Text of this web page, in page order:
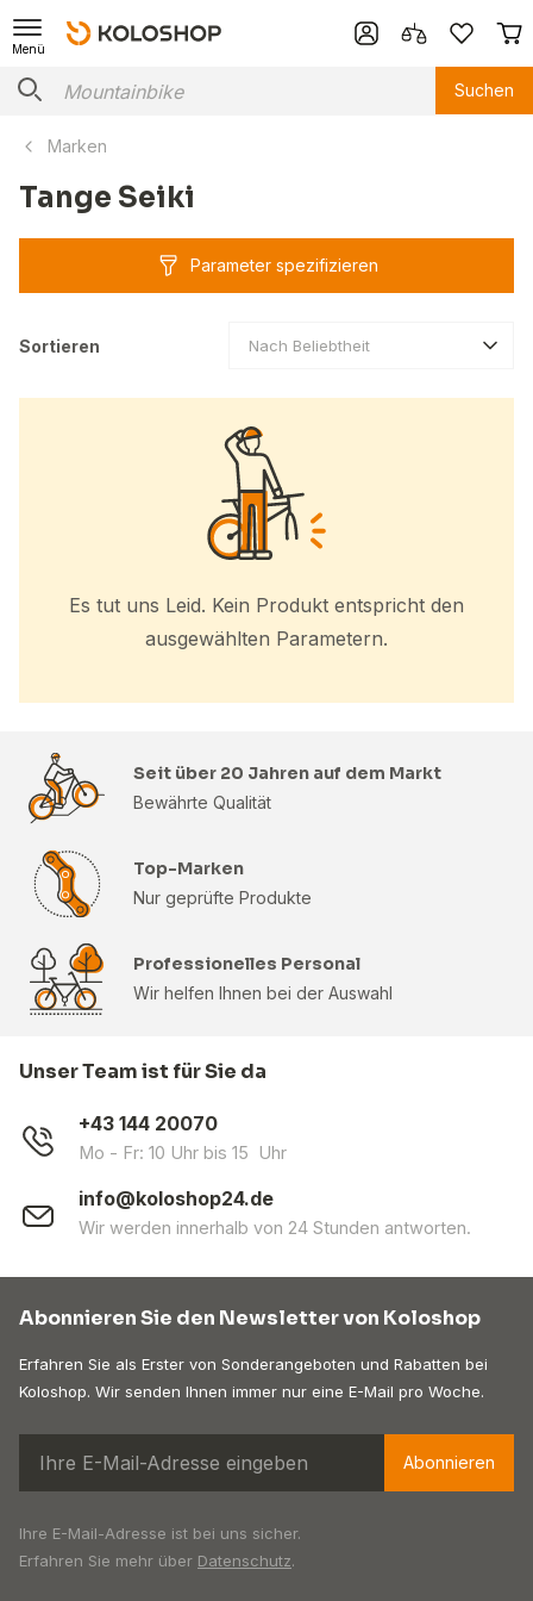
Menü
Suchen
Marken
Tange Seiki
Parameter spezifizieren
Sortieren Nach Beliebtheit
Es tut uns Leid. Kein Produkt entspricht den
ausgewählten Parametern.
Seit über 20 Jahren auf dem Markt
Bewährte Qualität
Top-Marken
Nur geprüfte Produkte
Professionelles Personal
Wir helfen Ihnen bei der Auswahl
Unser Team ist für Sie da
+43 144 20070
Mo - Fr: 10 Uhr bis 15 Uhr
info@koloshop24.de
Wir werden innerhalb von 24 Stunden antworten.
Abonnieren Sie den Newsletter von Koloshop
Erfahren Sie als Erster von Sonderangeboten und Rabatten bei
Koloshop. Wir senden Ihnen immer nur eine E-Mail pro Woche.
Abonnieren
Ihre E-Mail-Adresse ist bei uns sicher.
Erfahren Sie mehr über Datenschutz.